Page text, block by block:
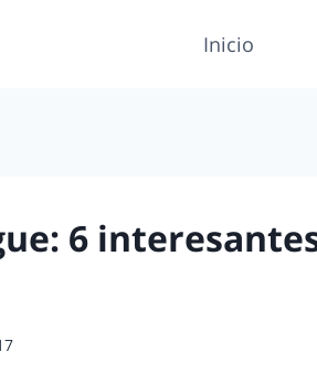
Inicio
6